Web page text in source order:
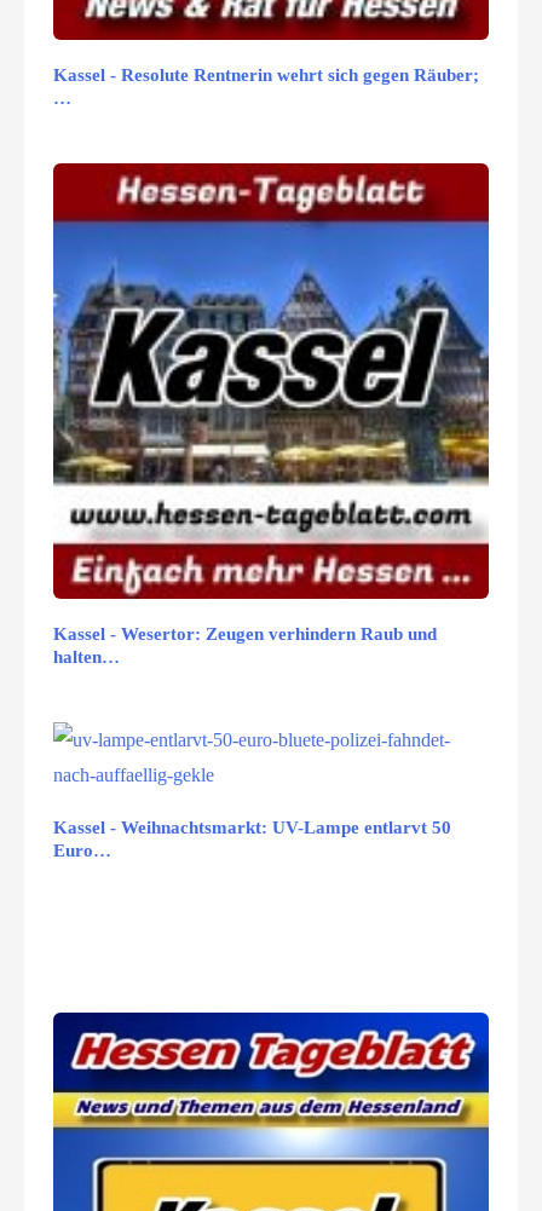
Kassel - Resolute Rentnerin wehrt sich gegen Räuber;
…
Kassel - Wesertor: Zeugen verhindern Raub und
halten…
Kassel - Weihnachtsmarkt: UV-Lampe entlarvt 50
Euro…